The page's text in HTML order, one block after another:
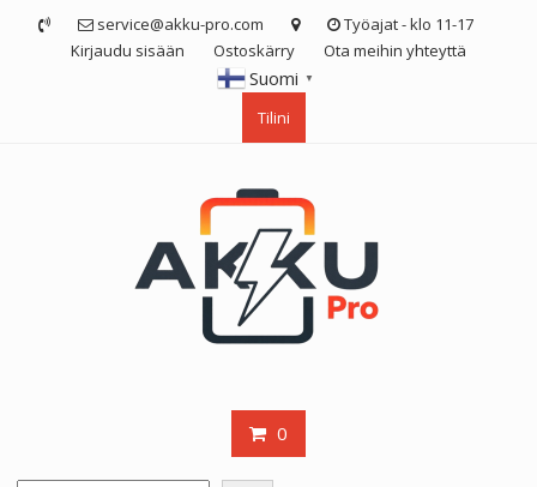
service@akku-pro.com
Työajat - klo 11-17
Kirjaudu sisään
Ostoskärry Ota meihin yhteyttä
Suomi ▼
Tilini
0